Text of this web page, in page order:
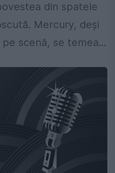
din spatele
Mercury, deși
scenă, se temea...